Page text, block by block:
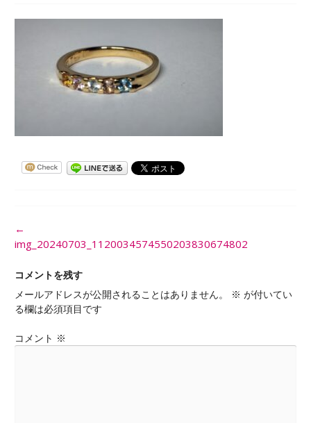
投
稿
ビ
ゲ
ー
ョ
ン
←
img_20240703_1120034574550203830674802
コメントを残す
メールアドレスが公開されることはありません。
※ が付いてい
る欄は必須項目です
コメント ※